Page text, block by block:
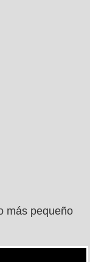
más pequeño